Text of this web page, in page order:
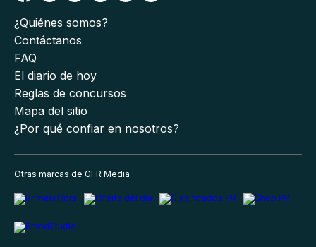
¿Quiénes somos?
Contáctanos
FAQ
El diario de hoy
Reglas de concursos
Mapa del sitio
¿Por qué confiar en nosotros?
Otras marcas de GFR Media